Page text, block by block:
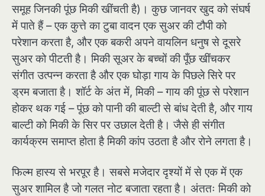
समूह जिनकी पूंछ मिकी खींचती है)। कुछ जानवर खुद को संघर्ष
में पाते हैं – एक कुत्ते का टुबा वादन एक सुअर की टौपी को
परेशान करता है, और एक बकरी अपने वायलिन धनुष से दूसरे
सुअर को पीटती है। मिकी सूअर के बच्चों की पूँछ खींचकर
संगीत उत्पन्न करता है और एक घोड़ा गाय के पिछले सिरे पर
ड्रम बजाता है। शॉर्ट के अंत में, मिकी – गाय की पूंछ से परेशान
होकर थक गई – पूंछ को पानी की बाल्टी से बांध देती है, और गाय
बाल्टी को मिकी के सिर पर उछाल देती है। जैसे ही संगीत
कार्यक्रम समाप्त होता है मिकी कांप उठता है और रोने लगता है।
फिल्म हास्य से भरपूर है। सबसे मजेदार दृश्यों में से एक में एक
सुअर शामिल है जो गलत नोट बजाता रहता है। अंततः मिकी को